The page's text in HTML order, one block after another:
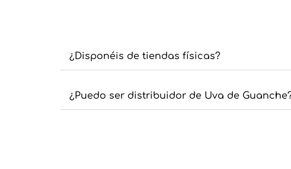
¿Disponéis de tiendas físicas?
¿Puedo ser distribuidor de Uva de